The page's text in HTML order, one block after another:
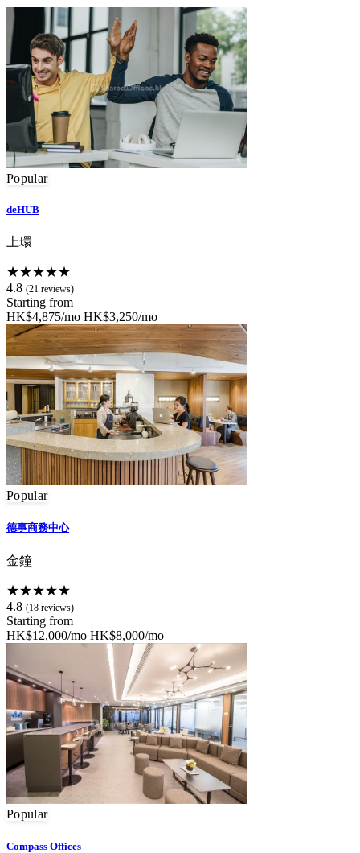
Popular
deHUB
上環
★★★★★
4.8 (21 reviews)
Starting from
HK$4,875/mo HK$3,250/mo
Popular
德事商務中心
金鐘
★★★★★
4.8 (18 reviews)
Starting from
HK$12,000/mo HK$8,000/mo
Popular
Compass Offices